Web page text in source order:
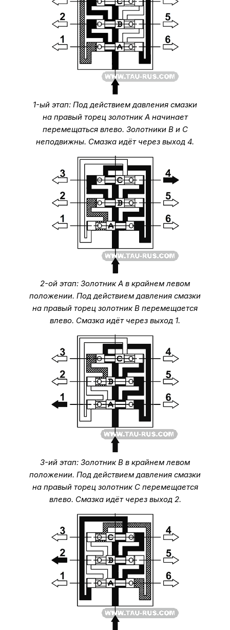
1-ый этап: Под действием давления смазки
на правый торец золотник А начинает
перемещаться влево. Золотники В и С
неподвижны. Смазка идёт через выход 4.
2-ой этап: Золотник А в крайнем левом
положении. Под действием давления смазки
на правый торец золотник В перемещается
влево. Смазка идёт через выход 1.
3-ий этап: Золотник В в крайнем левом
положении. Под действием давления смазки
на правый торец золотник С перемещается
влево. Смазка идёт через выход 2.